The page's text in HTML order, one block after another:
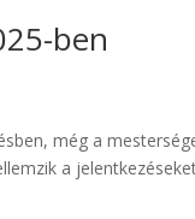
ben
még a
a